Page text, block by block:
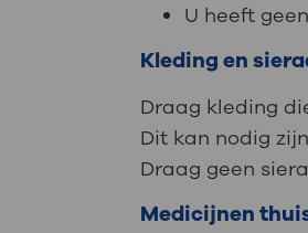
U heeft
Kleding en
Draag kleding
Dit kan nodig
Draag geen
Medicijnen